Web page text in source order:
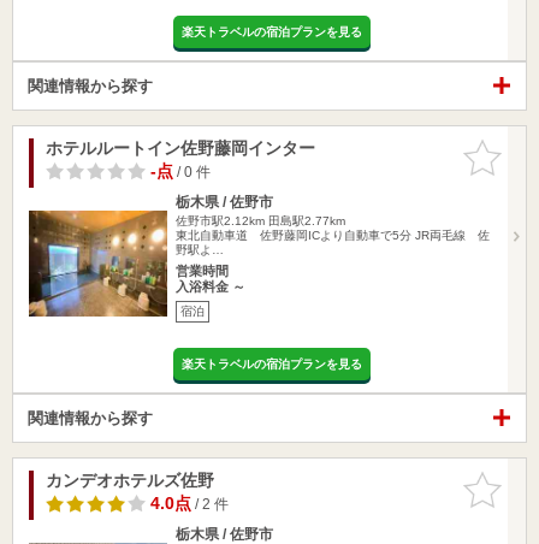
楽天トラベルの宿泊プランを見る
関連情報から探す
お気に入
りに追加
ホテルルートイン佐野藤岡インター
-点/ 0 件
栃木県 / 佐野市
佐野市駅2.12km 田島駅2.77km
東北自動車道 佐野藤岡ICより自動車で5分 JR両毛線 佐
野駅よ…
営業時間
入浴料金 ～
宿泊
楽天トラベルの宿泊プランを見る
関連情報から探す
お気に入
りに追加
カンデオホテルズ佐野
4.0点/ 2 件
栃木県 / 佐野市